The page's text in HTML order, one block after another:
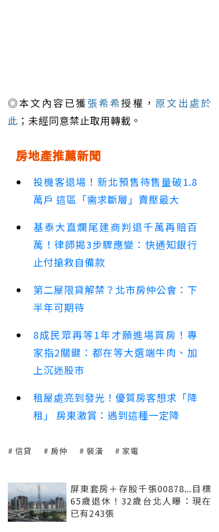
◎本文內容已獲張希希授權， 原文出處於
此 ；未經同意禁止取用轉載。
房地產推薦新聞
投機客退場！新北預售待售量破1.8
萬戶 這區「需求斷層」賣壓最大
基泰大直爛尾建商判退千萬再賠百
萬！律師揭3步驟應變：快通知銀行
止付搶救自備款
第二屋限貸解禁？北市房仲公會：下
半年可期待
8成民眾再等1年才願進場買房！專
家指2關鍵：都在等大選端牛肉、加
上沉迷股市
租屋處亮到發光！優質房客想求「降
租」 房東激賞：遇到這種一定降
信貸 房仲 裝潢 家電
屏東套房＋存股千張00878...目標
65歲退休！32歲台北人曝：現在
已有243張